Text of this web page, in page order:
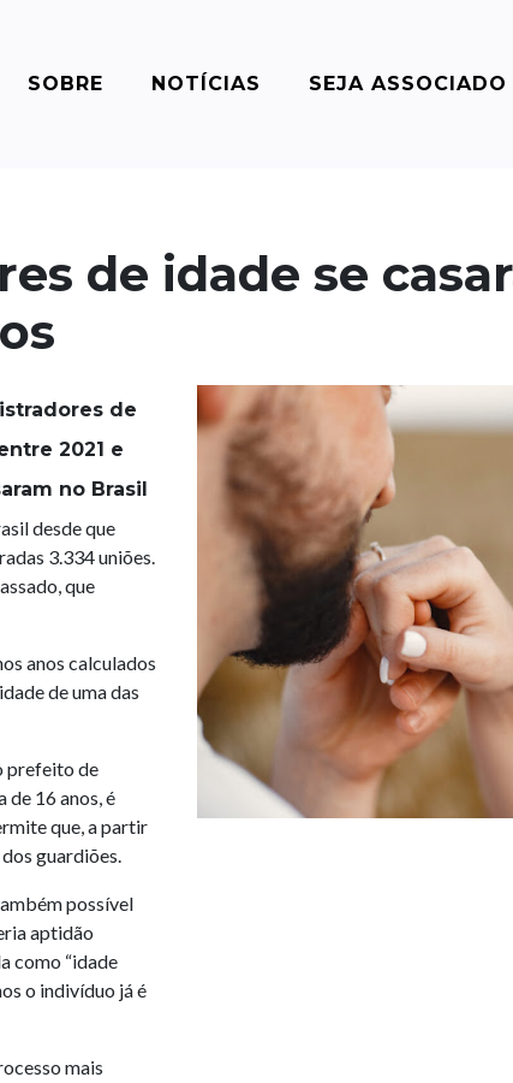
SOBRE NOTÍCIAS SEJA ASSOCIADO
de idade se
de
2021 e
no Brasil
desde que
3.334 uniões.
que
anos calculados
de uma das
prefeito de
de 16 anos, é
que, a partir
guardiões.
possível
aptidão
como “idade
o indivíduo já é
mais